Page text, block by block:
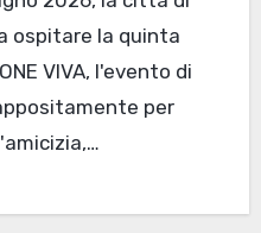
ospitare la quinta
VIVA, l'evento di
per